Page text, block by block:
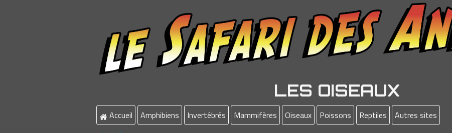
LES OISEAUX
Accueil Amphibiens Invertébrés Mammifères Oiseaux Poissons Reptiles Autres sites